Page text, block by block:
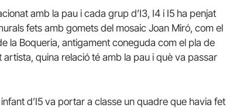
amb la pau i cada grup d’I3, I4 i I5 ha penjat
fets amb gomets del mosaic Joan Miró, com el
la Boqueria, antigament coneguda com el pla de
artista, quina relació té amb la pau i què va passar
d’I5 va portar a classe un quadre que havia fet